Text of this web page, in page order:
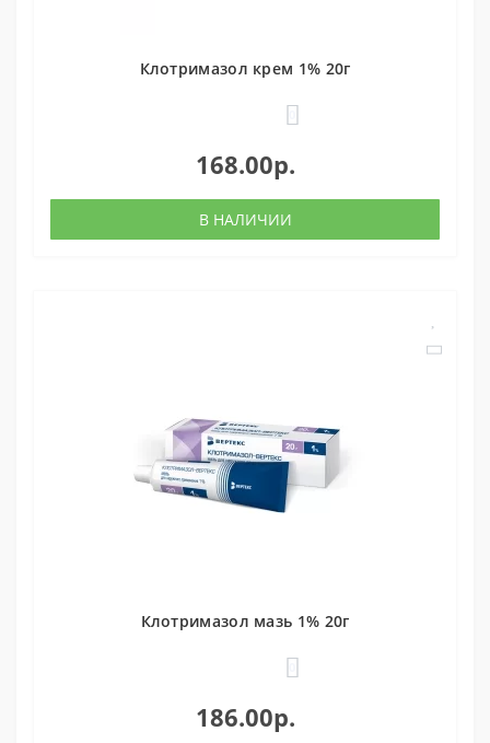
Клотримазол крем 1% 20г
168.00р.
В НАЛИЧИИ
Клотримазол мазь 1% 20г
186.00р.